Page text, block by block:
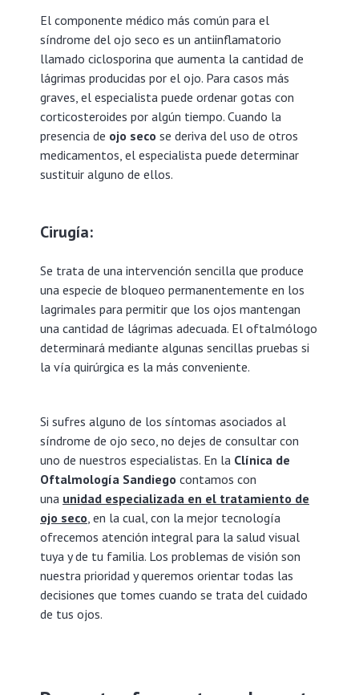
El componente médico más común para el
síndrome del ojo seco es un antiinflamatorio
llamado ciclosporina que aumenta la cantidad de
lágrimas producidas por el ojo. Para casos más
graves, el especialista puede ordenar gotas con
corticosteroides por algún tiempo. Cuando la
presencia de ojo seco se deriva del uso de otros
medicamentos, el especialista puede determinar
sustituir alguno de ellos.
Cirugía:
Se trata de una intervención sencilla que produce
una especie de bloqueo permanentemente en los
lagrimales para permitir que los ojos mantengan
una cantidad de lágrimas adecuada. El oftalmólogo
determinará mediante algunas sencillas pruebas si
la vía quirúrgica es la más conveniente.
Si sufres alguno de los síntomas asociados al
síndrome de ojo seco, no dejes de consultar con
uno de nuestros especialistas. En la Clínica de
Oftalmología Sandiego contamos con
una unidad especializada en el tratamiento de
ojo seco, en la cual, con la mejor tecnología
ofrecemos atención integral para la salud visual
tuya y de tu familia. Los problemas de visión son
nuestra prioridad y queremos orientar todas las
decisiones que tomes cuando se trata del cuidado
de tus ojos.